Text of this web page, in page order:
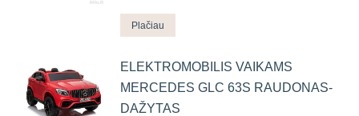
Plačiau
ELEKTROMOBILIS VAIKAMS
MERCEDES GLC 63S RAUDONAS-
DAŽYTAS